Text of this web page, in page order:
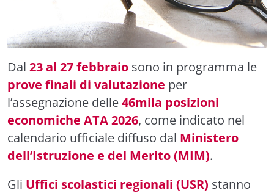
Dal 23 al 27 febbraio sono in programma le
prove finali di valutazione per
l’assegnazione delle46mila posizioni
economiche ATA 2026, come indicato nel
calendario ufficiale diffuso dal Ministero
dell’Istruzione e del Merito (MIM).
Gli Uffici scolastici regionali (USR) stanno